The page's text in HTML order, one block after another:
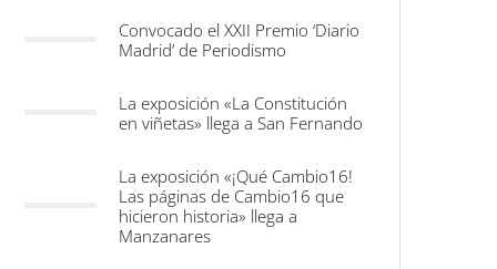
Convocado el XXII Premio ‘Diario
Madrid’ de Periodismo
La exposición «La Constitución
en viñetas» llega a San Fernando
La exposición «¡Qué Cambio16!
Las páginas de Cambio16 que
hicieron historia» llega a
Manzanares